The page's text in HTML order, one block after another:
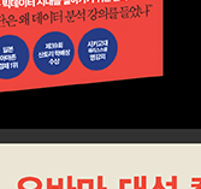
자수는 늘어났을까?
다 데이터 분석이 활